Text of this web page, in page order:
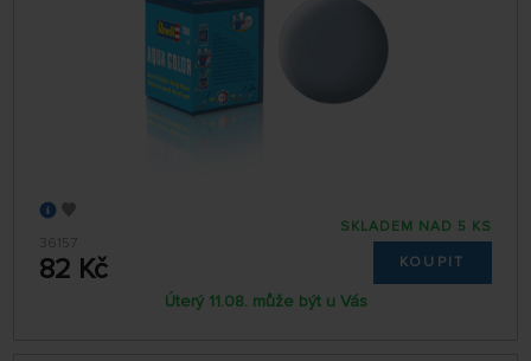
36157
82 Kč
SKLADEM NAD 5 KS
KOUPIT
Úterý 11.08. může být u Vás